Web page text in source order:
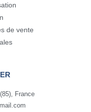
de vente
France